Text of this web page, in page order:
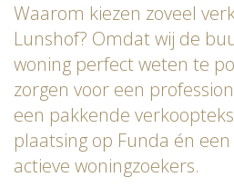
Waarom kiezen zoveel
Lunshof? Omdat wij de
woning perfect weten te
zorgen voor een
een pakkende
plaatsing op Funda én
actieve woningzoekers.